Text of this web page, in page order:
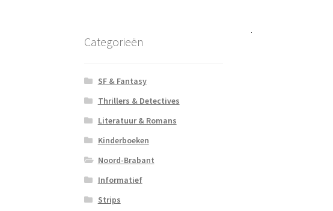
Categorieën
SF & Fantasy
Thrillers & Detectives
Literatuur & Romans
Kinderboeken
Noord-Brabant
Informatief
Strips